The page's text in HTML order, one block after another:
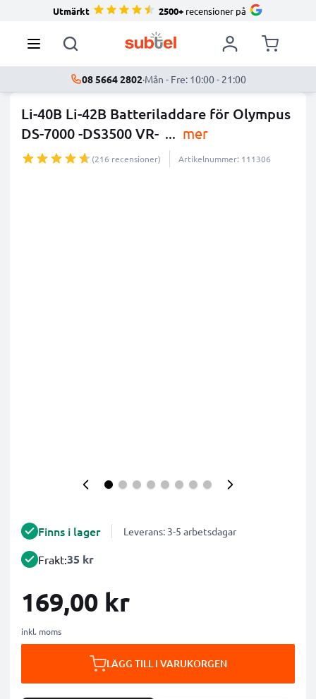
Utmärkt 2500+ recensioner på
08 5664 2802·Mån - Fre: 10:00 - 21:00
Li-40B Li-42B Batteriladdare för Olympus
DS-7000 -DS3500 VR- ... mer
(216 recensioner) Artikelnummer: 111306
Finns i lager Leverans: 3-5 arbetsdagar
Frakt:35 kr
169,00 kr
inkl. moms
LÄGG TILL I VARUKORGEN